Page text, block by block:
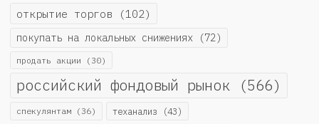
открытие торгов (102)
покупать на локальных снижениях (72)
продать акции (30)
российский фондовый рынок (566)
спекулянтам (36) теханализ (43)